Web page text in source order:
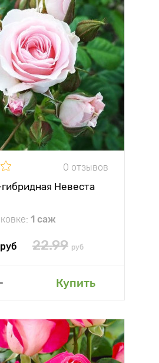
0 отзывов
Невеста
1 саж
руб 22.99 руб
Купить